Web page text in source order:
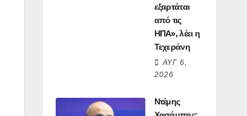
εξαρτάται
από τις
ΗΠΑ», λέει η
Τεχεράνη
ΑΥΓ 6,
2026
Ντέμης